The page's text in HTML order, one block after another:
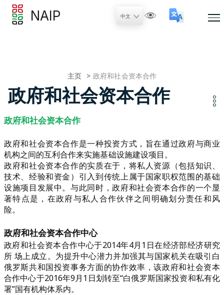
NAIP
主页 政府和社会资本合作
政府和社会资本合作
政府和社会资本合作
政府和社会资本合作是一种投资方式，旨在通过政府与商业
机构之间的互利合作来实施基础设施建设项目。
政府和社会资本合作的实质在于，将私人资源（包括知识、
技术、经验和资金）引入到传统上属于国家职权范围的基础
设施项目发展中。与此同时，政府和社会资本合作的一个显
著特点是，在政府与私人合作伙伴之间明确划分责任和风
险。
政府和社会资本合作中心
政府和社会资本合作中心于2014年4月1日在经济部经济研究
所 场上成立。为提升中心潜力并加强其与国家机关在吸引白
俄罗斯共和国投资事务方面的协作效率，该政府和社会资本
合作中心于2016年9月1日划转至“白俄罗斯国家投资和私有化
署”国有机构体系内。